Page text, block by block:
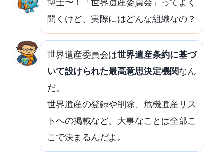
博士〜！「世界遺産委員会」ってよく
聞くけど、実際にはどんな組織なの？
世界遺産委員会は世界遺産条約に基づ
いて設けられた最高意思決定機関なん
だ。
世界遺産の登録や削除、危機遺産リス
トへの掲載など、大事なことは全部こ
こで決まるんだよ。